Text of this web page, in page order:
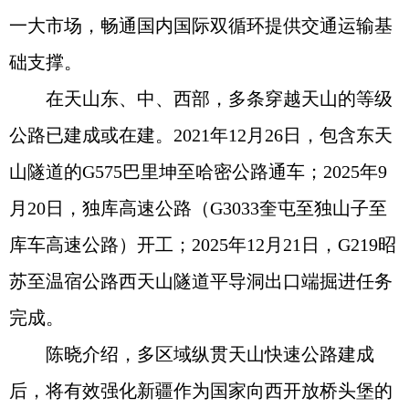
一大市场，畅通国内国际双循环提供交通运输基
础支撑。
在天山东、中、西部，多条穿越天山的等级
公路已建成或在建。2021年12月26日，包含东天
山隧道的G575巴里坤至哈密公路通车；2025年9
月20日，独库高速公路（G3033奎屯至独山子至
库车高速公路）开工；2025年12月21日，G219昭
苏至温宿公路西天山隧道平导洞出口端掘进任务
完成。
陈晓介绍，多区域纵贯天山快速公路建成
后，将有效强化新疆作为国家向西开放桥头堡的